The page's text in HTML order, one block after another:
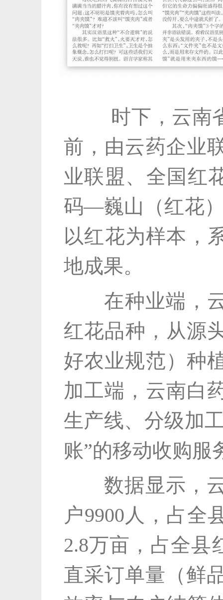
时下，云南省
前，由云药企业
业联盟、全国红
码—巍山（红花
以红花为样本，
地成果。
在种业端，云
红花品种，从源
好农业规范）种
加工端，云南白
生产线、分级加
账”的移动收购服
数据显示，云
户9900人，占全
2.8万亩，占全县
直采订单量（鲜